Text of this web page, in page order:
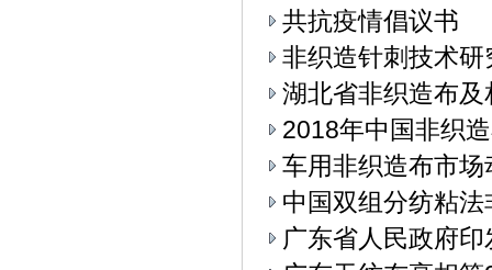
共抗疫情倡议书
非织造针刺技术
湖北省非织造布
2018年中国非织
车用非织造布市场
中国双组分纺粘
广东省人民政府